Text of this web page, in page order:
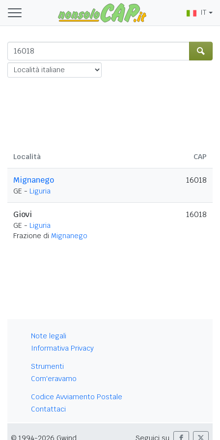
IT
Località CAP
Mignanego
GE - Liguria
16018
Giovi
GE - Liguria
Frazione di Mignanego
16018
Note legali
Informativa Privacy
Strumenti
Com'eravamo
Codice Avviamento Postale
Contattaci
© 1994-2026 Gwind Seguici su